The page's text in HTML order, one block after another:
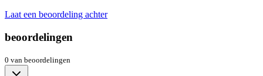
Laat een beoordeling achter
beoordelingen
0 van beoordelingen